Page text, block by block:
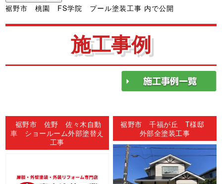
投
稿
ゲ
ン
裾野市 桃園 FS学院 プール塗装工事 内で公開
施工事例
裾野市 佐野 佐々木自動
車 ショールーム外部塗替え
工事
裾野市 千福が丘 T様邸
外部全塗装工事